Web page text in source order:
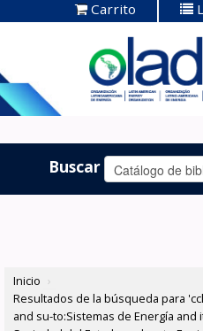
de
-
Carrito
Buscar
Inicio ›
Resultados de la búsqueda para
and su-to:Sistemas de Energía and